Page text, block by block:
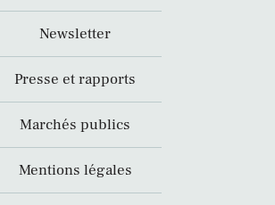
Newsletter
Presse et rapports
Marchés publics
Mentions légales